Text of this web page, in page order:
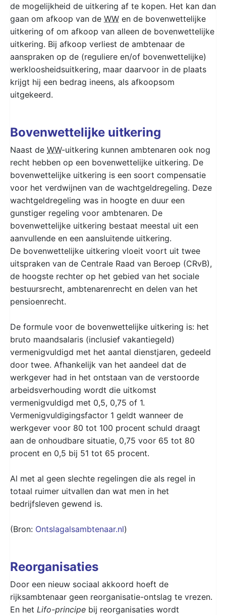
de mogelijkheid de uitkering af te kopen. Het kan dan
gaan om afkoop van de WW en de bovenwettelijke
uitkering of om afkoop van alleen de bovenwettelijke
uitkering. Bij afkoop verliest de ambtenaar de
aanspraken op de (reguliere en/of bovenwettelijke)
werkloosheidsuitkering, maar daarvoor in de plaats
krijgt hij een bedrag ineens, als afkoopsom
uitgekeerd.
Bovenwettelijke uitkering
Naast de WW-uitkering kunnen ambtenaren ook nog
recht hebben op een bovenwettelijke uitkering. De
bovenwettelijke uitkering is een soort compensatie
voor het verdwijnen van de wachtgeldregeling. Deze
wachtgeldregeling was in hoogte en duur een
gunstiger regeling voor ambtenaren. De
bovenwettelijke uitkering bestaat meestal uit een
aanvullende en een aansluitende uitkering.
De bovenwettelijke uitkering vloeit voort uit twee
uitspraken van de Centrale Raad van Beroep (CRvB),
de hoogste rechter op het gebied van het sociale
bestuursrecht, ambtenarenrecht en delen van het
pensioenrecht.
De formule voor de bovenwettelijke uitkering is: het
bruto maandsalaris (inclusief vakantiegeld)
vermenigvuldigd met het aantal dienstjaren, gedeeld
door twee. Afhankelijk van het aandeel dat de
werkgever had in het ontstaan van de verstoorde
arbeidsverhouding wordt die uitkomst
vermenigvuldigd met 0,5, 0,75 of 1.
Vermenigvuldigingsfactor 1 geldt wanneer de
werkgever voor 80 tot 100 procent schuld draagt
aan de onhoudbare situatie, 0,75 voor 65 tot 80
procent en 0,5 bij 51 tot 65 procent.
Al met al geen slechte regelingen die als regel in
totaal ruimer uitvallen dan wat men in het
bedrijfsleven gewend is.
(Bron: Ontslagalsambtenaar.nl)
Reorganisaties
Door een nieuw sociaal akkoord hoeft de
rijksambtenaar geen reorganisatie-ontslag te vrezen.
En het Lifo-principe bij reorganisaties wordt